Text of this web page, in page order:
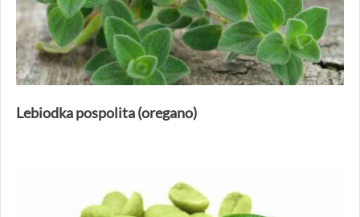
Lebiodka pospolita (oregano)